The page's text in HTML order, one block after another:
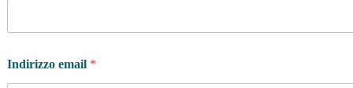
Indirizzo email *